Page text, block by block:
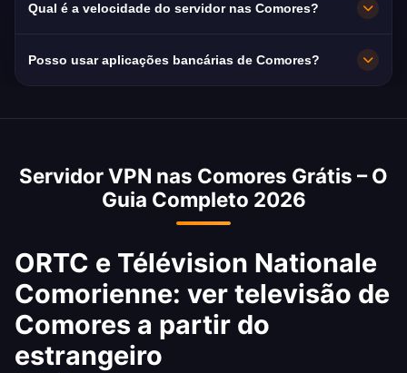
Qual é a velocidade do servidor nas Comores?
velocidade média nas Comores é de 15 Mbps,
Posso usar aplicações bancárias de Comores?
Exim Bank Comores e SNPSF estão acessíveis
condições do seu banco.
Servidor VPN nas Comores Grátis – O
Guia Completo 2026
ORTC e Télévision Nationale
Comorienne: ver televisão de
Comores a partir do
estrangeiro